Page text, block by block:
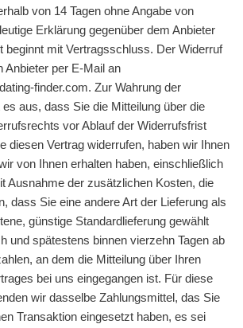
von 14 Tagen ohne Angabe von
Erklärung gegenüber dem Anbieter
beginnt mit Vertragsschluss. Der Widerruf
Anbieter per E-Mail an
finder.com. Zur Wahrung der
aus, dass Sie die Mitteilung über die
vor Ablauf der Widerrufsfrist
diesen Vertrag widerrufen, haben wir Ihnen
von Ihnen erhalten haben, einschließlich
Ausnahme der zusätzlichen Kosten, die
dass Sie eine andere Art der Lieferung als
günstige Standardlieferung gewählt
und spätestens binnen vierzehn Tagen ab
an dem die Mitteilung über Ihren
bei uns eingegangen ist. Für diese
wir dasselbe Zahlungsmittel, das Sie
Transaktion eingesetzt haben, es sei